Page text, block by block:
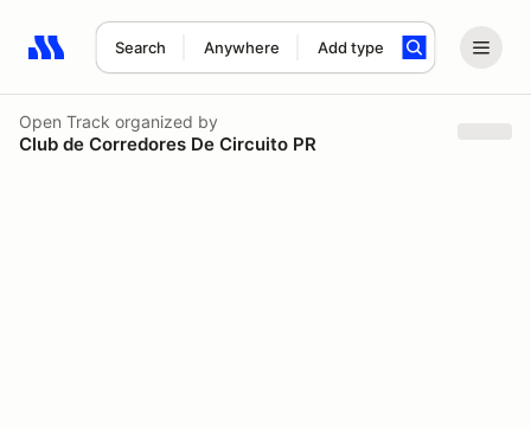
Search Anywhere Add type
Search results: No search term
Open Track organized by
Club de Corredores De Circuito PR